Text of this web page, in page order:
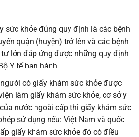
sức khỏe đúng quy định là các bệnh
quận (huyện) trở lên và các bệnh
tư lớn đáp ứng được những quy định
Y tế ban hành.
có giấy khám sức khỏe được
làm giấy khám sức khỏe, cơ sở y
nước ngoài cấp thì giấy khám sức
sử dụng nếu: Việt Nam và quốc
giấy khám sức khỏe đó có điều